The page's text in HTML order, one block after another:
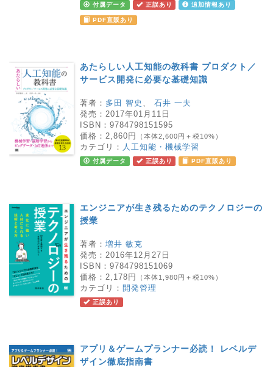
付属データ 正誤あり 追加情報あり
PDF直販あり
あたらしい人工知能の教科書 プロダクト／
サービス開発に必要な基礎知識
著者： 多田 智史
石井 一夫
発売： 2017年01月11日
ISBN： 9784798151595
価格： 2,860円 （本体2,600円＋税10%）
カテゴリ： 人工知能・機械学習
付属データ 正誤あり PDF直販あり
エンジニアが生き残るためのテクノロジーの
授業
著者： 増井 敏克
発売： 2016年12月27日
ISBN： 9784798151069
価格： 2,178円 （本体1,980円＋税10%）
カテゴリ： 開発管理
正誤あり
アプリ＆ゲームプランナー必読！ レベルデ
ザイン徹底指南書